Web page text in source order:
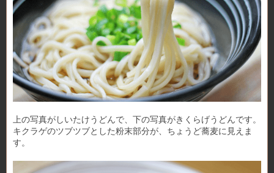
上の写真がしいたけうどんで、下の写真がきくらげうどんです。
キクラゲのツブツブとした粉末部分が、ちょうど蕎麦に見えま
す。